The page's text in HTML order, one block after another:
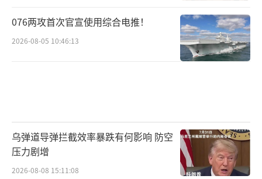
076两攻首次官宣使用综合电推！
2026-08-05 10:46:13
乌弹道导弹拦截效率暴跌有何影响 防空
压力剧增
2026-08-08 15:11:08